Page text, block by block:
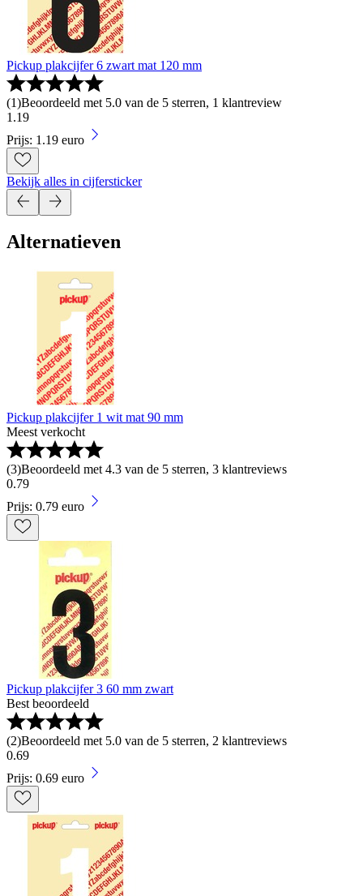
Pickup plakcijfer 6 zwart mat 120 mm
(1)Beoordeeld met 5.0 van de 5 sterren, 1 klantreview
1 .19
Prijs: 1.19 euro
Bekijk alles in cijfersticker
Alternatieven
Pickup plakcijfer 1 wit mat 90 mm
Meest verkocht
(3)Beoordeeld met 4.3 van de 5 sterren, 3 klantreviews
0.79
Prijs: 0.79 euro
Pickup plakcijfer 3 60 mm zwart
Best beoordeeld
(2)Beoordeeld met 5.0 van de 5 sterren, 2 klantreviews
0.69
Prijs: 0.69 euro